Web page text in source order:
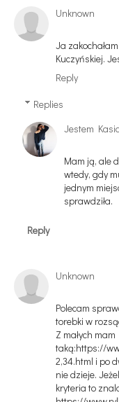
Unknown
Ja
Kuczyńskiej.
Reply
Replies
Jestem
Mam ją, ale
wtedy, gdy
jednym
sprawdziła.
Reply
Unknown
Polecam
torebki w
Z małych mam
taką:https://
2,34.html i po
nie dzieje.
kryteria to